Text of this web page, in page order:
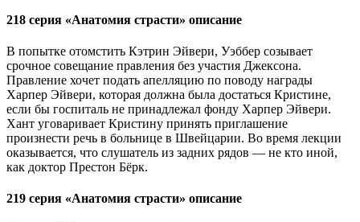
218 серия «Анатомия страсти» описание
В попытке отомстить Кэтрин Эйвери, Уэббер созывает
срочное совещание правления без участия Джексона.
Правление хочет подать апелляцию по поводу награды
Харпер Эйвери, которая должна была достаться Кристине,
если бы госпиталь не принадлежал фонду Харпер Эйвери.
Хант уговаривает Кристину принять приглашение
произнести речь в больнице в Швейцарии. Во время лекции
оказывается, что слушатель из задних рядов — не кто иной,
как доктор Престон Бёрк.
219 серия «Анатомия страсти» описание